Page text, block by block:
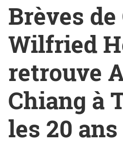
Brèves
Wilfried
retrouve
Chiang à
les 20 ans